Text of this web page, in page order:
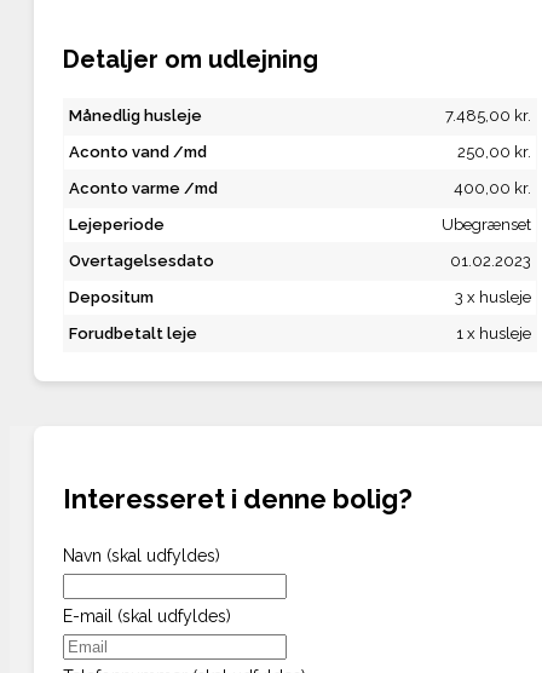
Detaljer om udlejning
Månedlig husleje
7.485,00 kr.
Aconto vand /md
250,00 kr.
Aconto varme /md
400,00 kr.
Lejeperiode
Ubegrænset
Overtagelsesdato
01.02.2023
Depositum
3 x husleje
Forudbetalt leje
1 x husleje
Interesseret i denne bolig?
Navn (skal udfyldes)
E-mail (skal udfyldes)